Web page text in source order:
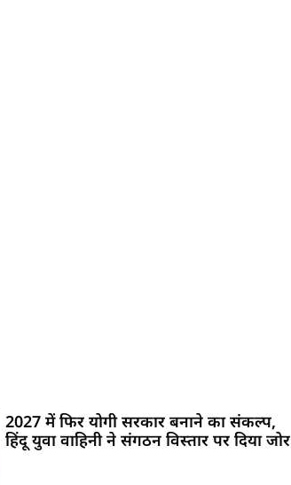
2027 में फिर योगी सरकार बनाने का संकल्प,
हिंदू युवा वाहिनी ने संगठन विस्तार पर दिया जोर